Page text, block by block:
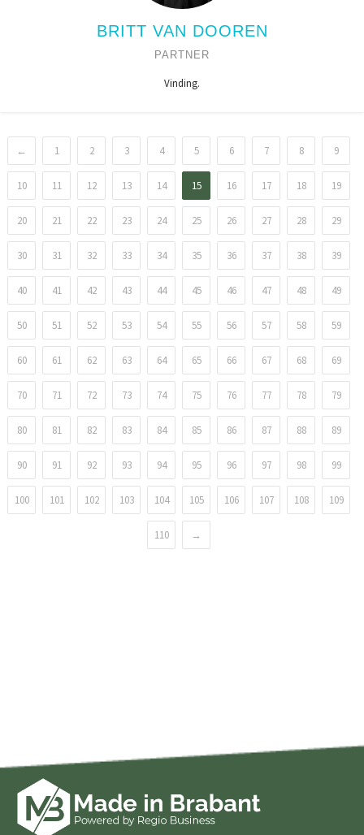
BRITT VAN DOOREN
PARTNER
Vinding.
← 1 2 3 4 5 6 7 8 9
10 11 12 13 14 15 16 17 18 19
20 21 22 23 24 25 26 27 28 29
30 31 32 33 34 35 36 37 38 39
40 41 42 43 44 45 46 47 48 49
50 51 52 53 54 55 56 57 58 59
60 61 62 63 64 65 66 67 68 69
70 71 72 73 74 75 76 77 78 79
80 81 82 83 84 85 86 87 88 89
90 91 92 93 94 95 96 97 98 99
100 101 102 103 104 105 106 107 108 109
110 →